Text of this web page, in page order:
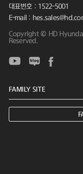
대표번호 : 1522-5001
E-mail :
Copyright © HD
Reserved.